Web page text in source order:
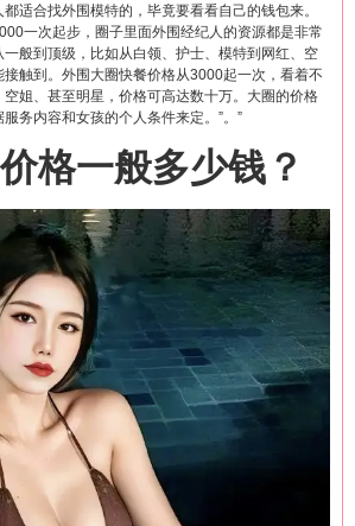
适合找外围模特的，毕竟要看看自己的钱包来。
一次起步，圈子里面外围经纪人的资源都是非常
般到顶级，比如从白领、护士、模特到网红、空
触到。外围大圈快餐价格从3000起一次，看着不
姐、甚至明星，价格可高达数十万。大圈的价格
务内容和女孩的个人条件来定。”。”
格一般多少钱？